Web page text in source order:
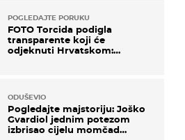
POGLEDAJTE PORUKU
FOTO Torcida podigla
transparente koji će
odjeknuti Hrvatskom:
ODUŠEVIO
Pogledajte majstoriju: Joško
Gvardiol jednim potezom
izbrisao cijelu momčad